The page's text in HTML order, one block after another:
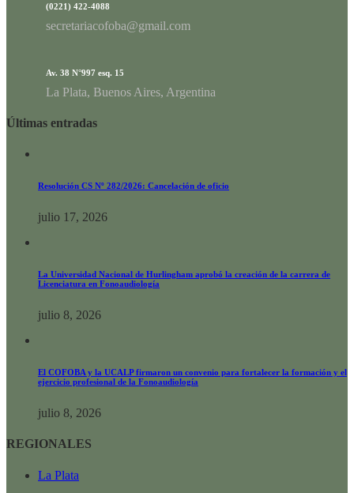
(0221) 422-4088
secretariacofoba@gmail.com
Av. 38 N°997 esq. 15
La Plata, Buenos Aires, Argentina
Últimas entradas
Resolución CS Nº 282/2026: Cancelación de oficio
julio 17, 2026
La Universidad Nacional de Hurlingham aprobó la creación de la carrera de
Licenciatura en Fonoaudiología
julio 8, 2026
El COFOBA y la UCALP firmaron un convenio para fortalecer la formación y el
ejercicio profesional de la Fonoaudiología
julio 8, 2026
REGIONALES
La Plata